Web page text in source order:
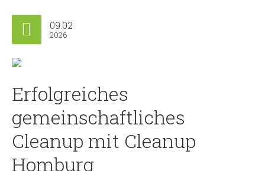
09.02
2026
Erfolgreiches
gemeinschaftliches
Cleanup mit Cleanup
Homburg